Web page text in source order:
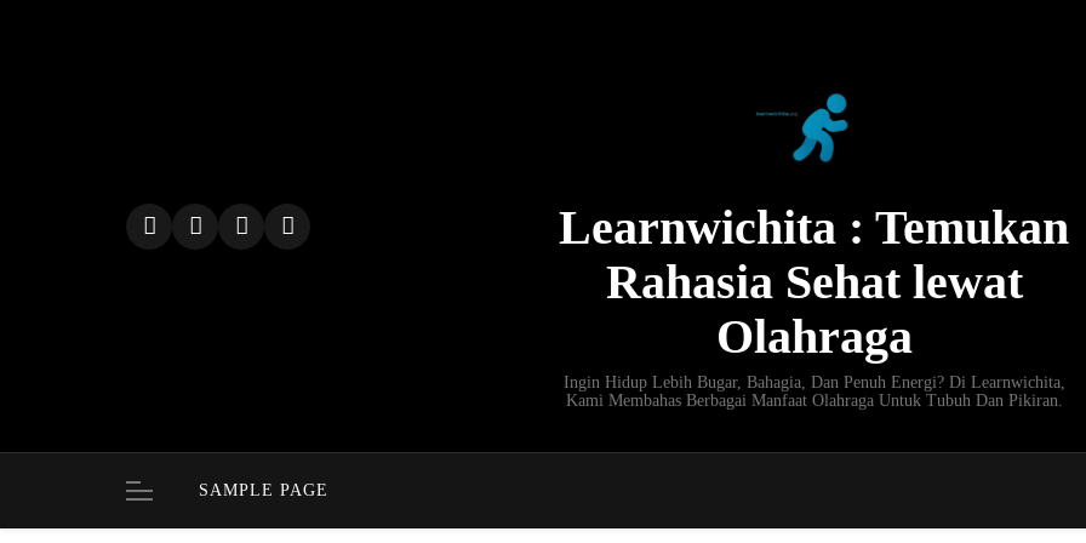
Learnwichita : Temukan
Rahasia Sehat lewat
Olahraga
Ingin Hidup Lebih Bugar, Bahagia, Dan Penuh Energi? Di Learnwichita,
Kami Membahas Berbagai Manfaat Olahraga Untuk Tubuh Dan Pikiran.
SAMPLE PAGE